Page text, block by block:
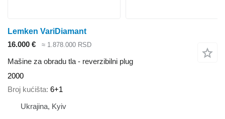
Lemken VariDiamant
16.000 €
≈ 1.878.000 RSD
Mašine za obradu tla - reverzibilni plug
2000
Broj kućišta 6+1
Ukrajina, Kyiv